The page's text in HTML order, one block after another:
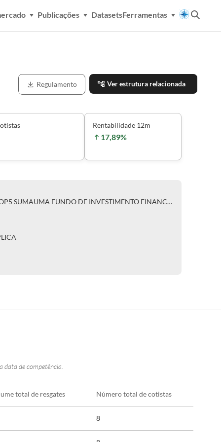
Publicações DatasetsFerramentas
Regulamento Ver estrutura relacionada
Rentabilidade 12m
17,89%
CLASSE ÚNICA DE COTAS DO TOP5 SUMAUMA FUNDO DE INVESTIMENTO FINANCEIRO EM COTAS DE FUNDOS DE INVESTIMENTO EM AÇÕES RESPONSABILIDADE LIMITADA
data de competência.
total de resgates Número total de cotistas
8